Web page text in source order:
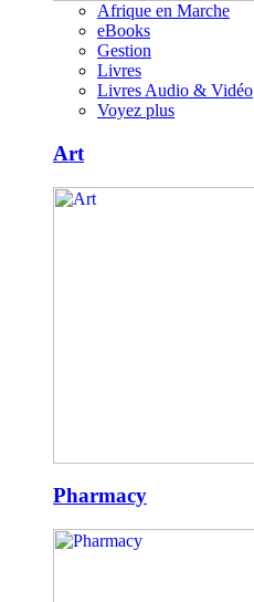
Afrique en Marche
eBooks
Gestion
Livres
Livres Audio & Vidéo
Voyez plus
Art
Pharmacy